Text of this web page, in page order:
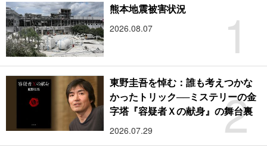
1
熊本地震被害状況
2026.08.07
2
東野圭吾を悼む：誰も考えつかな
かったトリック──ミステリーの金
字塔『容疑者Ｘの献身』の舞台裏
2026.07.29